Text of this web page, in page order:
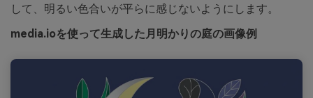
して、明るい色合いが平らに感じないようにします。
media.ioを使って生成した月明かりの庭の画像例